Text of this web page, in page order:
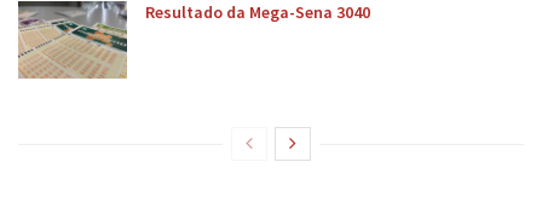
Resultado da Mega-Sena 3040